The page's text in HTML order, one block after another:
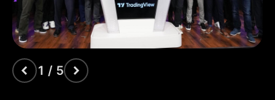
インジケーター
タイム・プライス・
オポチュニティ
出来高フットプリン
1 / 5